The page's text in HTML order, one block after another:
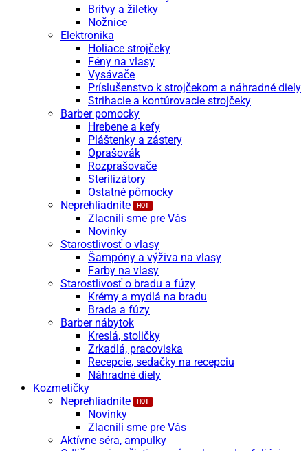
Britvy a žiletky
Nožnice
Elektronika
Holiace strojčeky
Fény na vlasy
Vysávače
Príslušenstvo k strojčekom a náhradné diely
Strihacie a kontúrovacie strojčeky
Barber pomocky
Hrebene a kefy
Pláštenky a zástery
Oprašovák
Rozprašovače
Sterilizátory
Ostatné pômocky
Neprehliadnite
Zlacnili sme pre Vás
Novinky
Starostlivosť o vlasy
Šampóny a výživa na vlasy
Farby na vlasy
Starostlivosť o bradu a fúzy
Krémy a mydlá na bradu
Brada a fúzy
Barber nábytok
Kreslá, stoličky
Zrkadlá, pracoviska
Recepcie, sedačky na recepciu
Náhradné diely
Kozmetičky
Neprehliadnite
Novinky
Zlacnili sme pre Vás
Aktívne séra, ampulky